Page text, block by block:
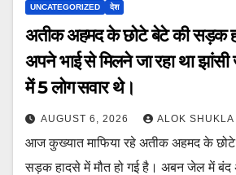
UNCATEGORIZED देश
अतीक अहमद के छोटे बेटे की सड़क
अपने भाई से मिलने जा रहा था
में 5 लोग सवार थे।
AUGUST 6, 2026 ALOK SHUKLA
आज कुख्यात माफिया रहे अतीक अहमद के
सड़क हादसे में मौत हो गई है। अबन जेल में बंद